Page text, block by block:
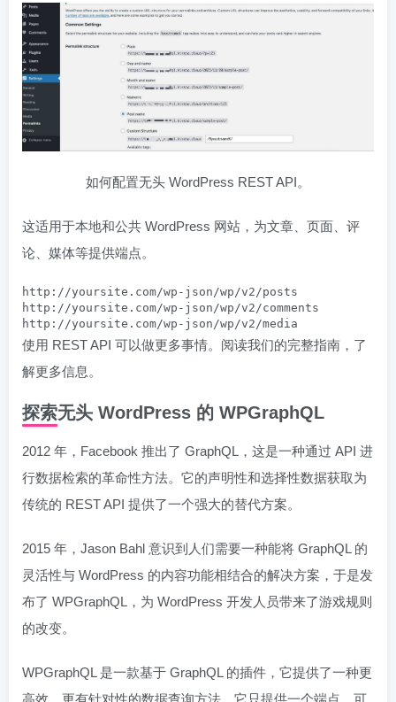
如何配置无头 WordPress REST API。
这适用于本地和公共 WordPress 网站，为文章、页面、评
论、媒体等提供端点。
http://yoursite.com/wp-json/wp/v2/posts
http://yoursite.com/wp-json/wp/v2/comments
http://yoursite.com/wp-json/wp/v2/media
使用 REST API 可以做更多事情。阅读我们的完整指南，了
解更多信息。
探索无头 WordPress 的 WPGraphQL
2012 年，Facebook 推出了 GraphQL，这是一种通过 API 进
行数据检索的革命性方法。它的声明性和选择性数据获取为
传统的 REST API 提供了一个强大的替代方案。
2015 年，Jason Bahl 意识到人们需要一种能将 GraphQL 的
灵活性与 WordPress 的内容功能相结合的解决方案，于是发
布了 WPGraphQL，为 WordPress 开发人员带来了游戏规则
的改变。
WPGraphQL 是一款基于 GraphQL 的插件，它提供了一种更